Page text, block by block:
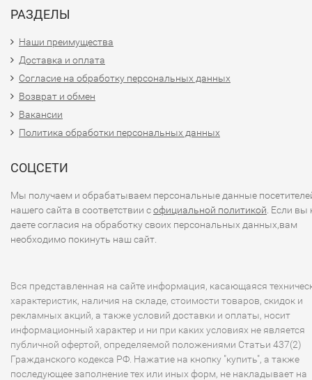
РАЗДЕЛЫ
Наши преимущества
Доставка и оплата
Согласие на обработку персональных данных
Возврат и обмен
Вакансии
Политика обработки персональных данных
СОЦСЕТИ
Мы получаем и обрабатываем персональные данные
нашего сайта в соответствии софициальной политикой . Если вы
даете согласия на обработку своих персональных данных,вам
необходимо покинуть наш сайт.
Вся представленная на сайте информация, касающаяся
характеристик, наличия на складе, стоимости товаров, скидок и
рекламных акций, а также условий доставки и оплаты, носит
информационный характер и ни при каких условиях не является
публичной офертой, определяемой положениями Статьи 437(2)
Гражданского кодекса РФ. Нажатие на кнопку "купить", а также
последующее заполнение тех или иных форм, не накладывает на